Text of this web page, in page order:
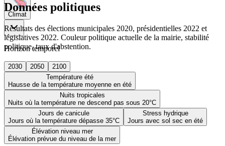
Climat
Horizon temporel
2030 2050
2100
Température été
Hausse de la température moyenne en été
Nuits tropicales
Nuits où la température ne descend pas sous 20°C
Jours de canicule
Jours où la température dépasse 35°C
Stress hydrique
Jours avec sol sec en été
Élévation niveau mer
Élévation prévue du niveau de la mer
Données politiques
Résultats des élections municipales 2020, présidentielles 2022 et
législatives 2022. Couleur politique actuelle de la mairie, stabilité
politique, taux d'abstention.